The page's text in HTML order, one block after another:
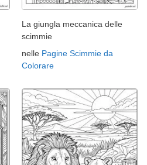
La giungla meccanica delle
scimmie
nelle Pagine Scimmie da
Colorare